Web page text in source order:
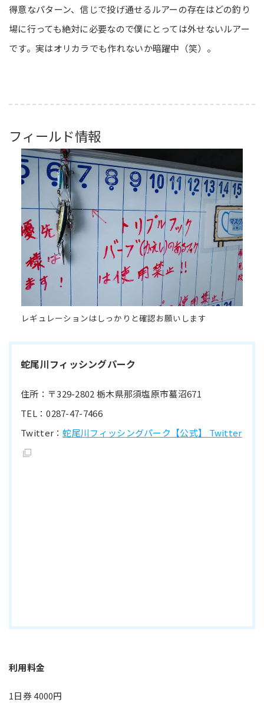
得意なパターン、信じで投げ通せるルアーの存在はどの釣り
場に行っても絶対に必要なので僕にとっては外せないルアー
です。実はオリカラでも作れないか暗躍中（笑）。
フィールド情報
レギュレーションはしっかりと確認お願いします
蛇尾川フィッシングパーク
住所：〒329-2802 栃木県那須塩原市蟇沼671
TEL：0287-47-7466
Twitter：蛇尾川フィッシングパーク【公式】 Twitter
利用料金
1日券 4000円